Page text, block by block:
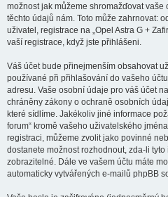
možnost jak můžeme shromažďovat
těchto údajů nám. Toto může zahrnovat:
uživatel, registrace na „Opel Astra G +
vaší registrace, když jste přihlášeni.
Váš účet bude přinejmenším obsahovat
používané při přihlašování do vašeho
adresu. Vaše osobní údaje pro váš účet
chráněny zákony o ochraně osobních
které sídlíme. Jakékoliv jiné informace
forum“ kromě vašeho uživatelského
registraci, můžeme zvolit jako povinné
dostanete možnost rozhodnout, zda-li
zobrazitelné. Dále ve vašem účtu máte
automaticky vytvářených e-mailů phpBB